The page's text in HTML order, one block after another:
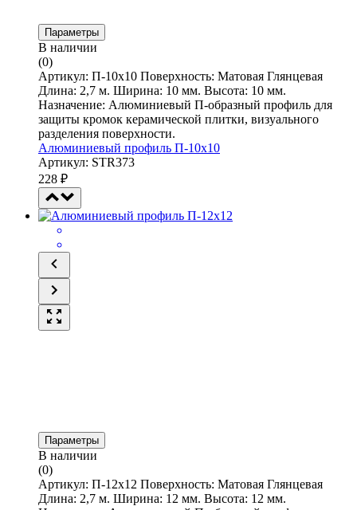
Параметры
В наличии
(0)
Артикул: П-10х10 Поверхность: Матовая Глянцевая
Длина: 2,7 м. Ширина: 10 мм. Высота: 10 мм.
Назначение: Алюминиевый П-образный профиль для
защиты кромок керамической плитки, визуального
разделения поверхности.
Алюминиевый профиль П-10х10
Артикул: STR373
228 ₽
Параметры
В наличии
(0)
Артикул: П-12х12 Поверхность: Матовая Глянцевая
Длина: 2,7 м. Ширина: 12 мм. Высота: 12 мм.